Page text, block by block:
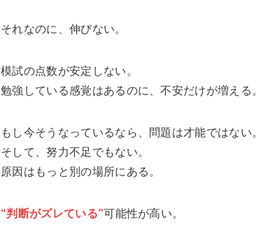
それなのに、伸びない。
模試の点数が安定しない。
勉強している感覚はあるのに、不安だけが増える。
もし今そうなっているなら、問題は才能ではない。
そして、努力不足でもない。
原因はもっと別の場所にある。
“判断がズレている”可能性が高い。